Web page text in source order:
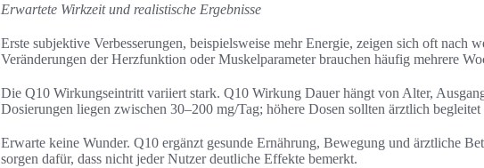
Erwartete Wirkzeit und realistische Ergebnisse
Erste subjektive Verbesserungen, beispielsweise mehr Energie, zeigen sich oft nach
Veränderungen der Herzfunktion oder Muskelparameter brauchen häufig mehrere
Die Q10 Wirkungseintritt variiert stark. Q10 Wirkung Dauer hängt von Alter,
Dosierungen liegen zwischen 30–200 mg/Tag; höhere Dosen sollten ärztlich begleitet
Erwarte keine Wunder. Q10 ergänzt gesunde Ernährung, Bewegung und ärztliche
sorgen dafür, dass nicht jeder Nutzer deutliche Effekte bemerkt.